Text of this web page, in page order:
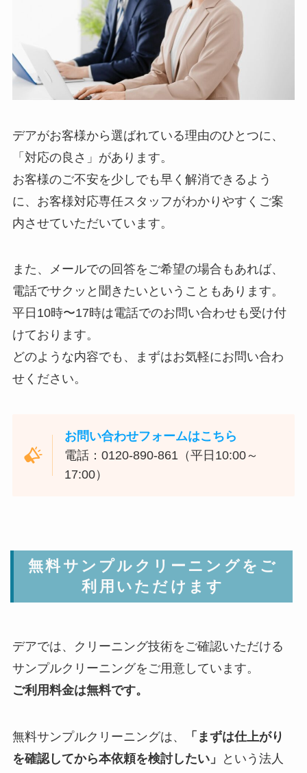
デアがお客様から選ばれている理由のひとつに、
「対応の良さ」があります。
お客様のご不安を少しでも早く解消できるよう
に、お客様対応専任スタッフがわかりやすくご案
内させていただいています。
また、メールでの回答をご希望の場合もあれば、
電話でサクッと聞きたいということもあります。
平日10時〜17時は電話でのお問い合わせも受け付
けております。
どのような内容でも、まずはお気軽にお問い合わ
せください。
お問い合わせフォームはこちら
電話：0120-890-861（平日10:00～
17:00）
無料サンプルクリーニングをご
利用いただけます
デアでは、クリーニング技術をご確認いただける
サンプルクリーニングをご用意しています。
ご利用料金は無料です。
無料サンプルクリーニングは、
「まずは仕上がり
を確認してから本依頼を検討したい」
という法人